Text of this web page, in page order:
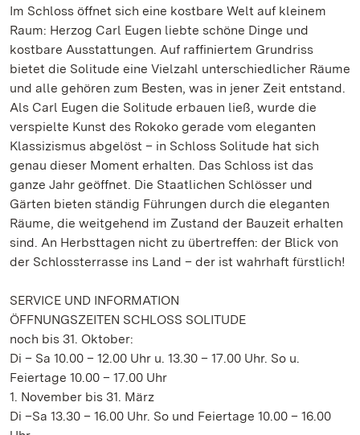
Im Schloss öffnet sich eine kostbare Welt auf kleinem
Raum: Herzog Carl Eugen liebte schöne Dinge und
kostbare Ausstattungen. Auf raffiniertem Grundriss
bietet die Solitude eine Vielzahl unterschiedlicher Räume
und alle gehören zum Besten, was in jener Zeit entstand.
Als Carl Eugen die Solitude erbauen ließ, wurde die
verspielte Kunst des Rokoko gerade vom eleganten
Klassizismus abgelöst – in Schloss Solitude hat sich
genau dieser Moment erhalten. Das Schloss ist das
ganze Jahr geöffnet. Die Staatlichen Schlösser und
Gärten bieten ständig Führungen durch die eleganten
Räume, die weitgehend im Zustand der Bauzeit erhalten
sind. An Herbsttagen nicht zu übertreffen: der Blick von
der Schlossterrasse ins Land – der ist wahrhaft fürstlich!
SERVICE UND INFORMATION
ÖFFNUNGSZEITEN SCHLOSS SOLITUDE
noch bis 31. Oktober:
Di – Sa 10.00 – 12.00 Uhr u. 13.30 – 17.00 Uhr. So u.
Feiertage 10.00 – 17.00 Uhr
1. November bis 31. März
Di –Sa 13.30 – 16.00 Uhr. So und Feiertage 10.00 – 16.00